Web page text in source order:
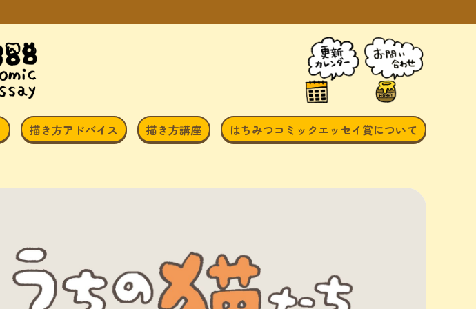
描き方アドバイス 描き方講座 はちみつコミックエッセイ賞について